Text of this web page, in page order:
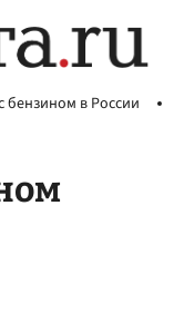
бензином в России